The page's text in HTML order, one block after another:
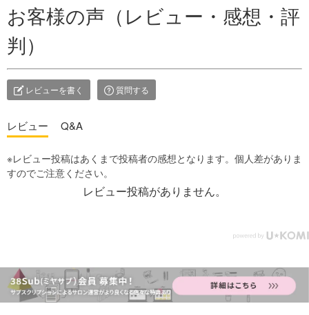
お客様の声（レビュー・感想・評
判）
レビューを書く 質問する
レビュー Q&A
レビュー投稿がありません。